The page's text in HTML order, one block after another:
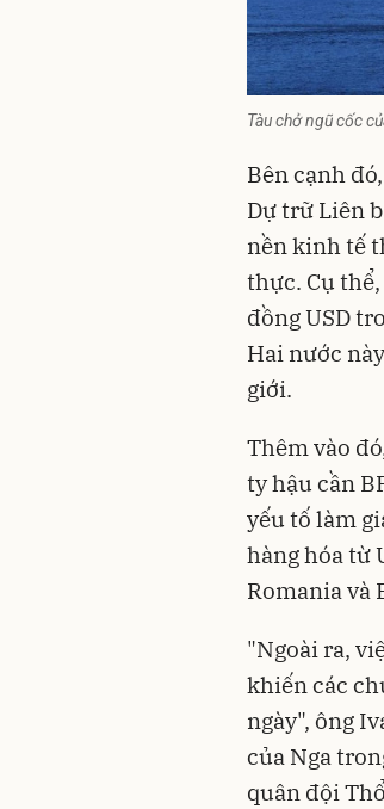
Tàu chở ngũ cốc
Bên cạnh
Dự trữ Liên
nền kinh tế
thực. Cụ
đồng USD
Hai nước
giới.
Thêm vào
ty hậu cần
yếu tố làm
hàng hóa từ
Romania và
"Ngoài ra,
khiến các
ngày", ông
của Nga
quân đội